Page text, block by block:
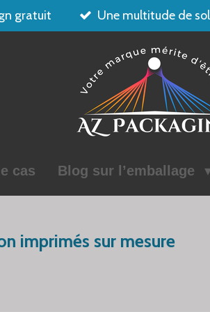
gratuit Une multitude de
cas Blog sur l’emballage
imprimés sur mesure